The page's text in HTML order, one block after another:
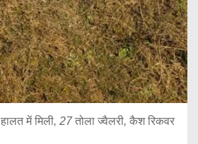
हालत में मिली, 27तोला ज्वैलरी, कैश रिकवर